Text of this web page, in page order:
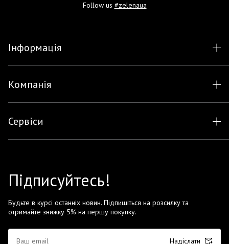
Follow us #zelenaua
Інформація
Компанія
Сервіси
Підписуйтесь!
Будьте в курсі останніх новин. Підпишіться на розсилку та
отримайте знижку 5% на першу покупку.
Надіслати